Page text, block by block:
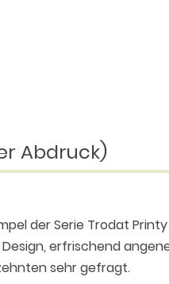
Abdruck)
der Serie Trodat
erfrischend
sehr gefragt.